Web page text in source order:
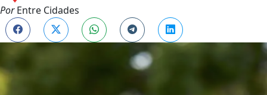
PorEntre Cidades